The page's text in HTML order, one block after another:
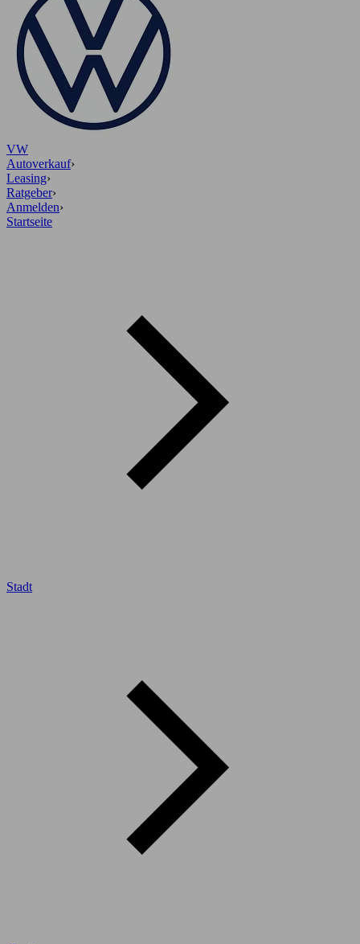
VW
Autoverkauf›
Leasing›
Ratgeber›
Anmelden›
Startseite
Stadt